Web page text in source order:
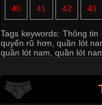
40 41 42 43
Tags keywords: Thông tin
quyến rũ hơn ,quần lót
quần lót nam quần lót